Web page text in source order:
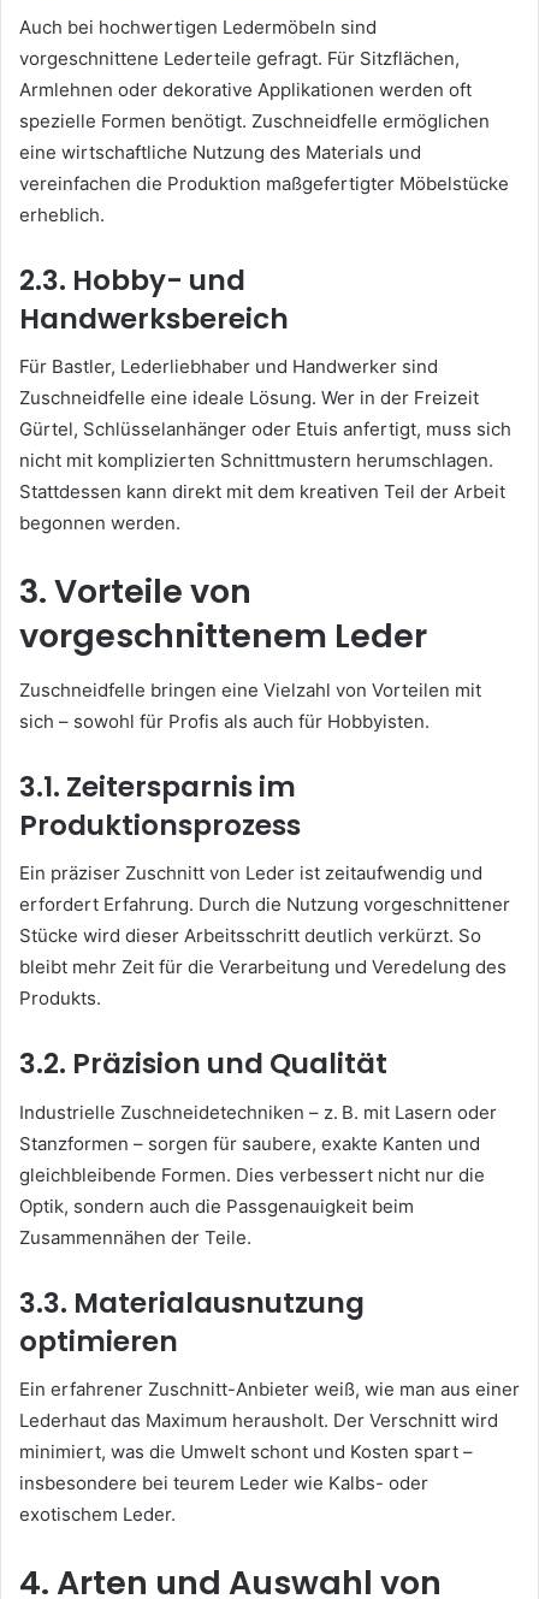
Auch bei hochwertigen Ledermöbeln sind
vorgeschnittene Lederteile gefragt. Für Sitzflächen,
Armlehnen oder dekorative Applikationen werden oft
spezielle Formen benötigt. Zuschneidfelle ermöglichen
eine wirtschaftliche Nutzung des Materials und
vereinfachen die Produktion maßgefertigter Möbelstücke
erheblich.
2.3. Hobby- und
Handwerksbereich
Für Bastler, Lederliebhaber und Handwerker sind
Zuschneidfelle eine ideale Lösung. Wer in der Freizeit
Gürtel, Schlüsselanhänger oder Etuis anfertigt, muss sich
nicht mit komplizierten Schnittmustern herumschlagen.
Stattdessen kann direkt mit dem kreativen Teil der Arbeit
begonnen werden.
3. Vorteile von
vorgeschnittenem Leder
Zuschneidfelle bringen eine Vielzahl von Vorteilen mit
sich – sowohl für Profis als auch für Hobbyisten.
3.1. Zeitersparnis im
Produktionsprozess
Ein präziser Zuschnitt von Leder ist zeitaufwendig und
erfordert Erfahrung. Durch die Nutzung vorgeschnittener
Stücke wird dieser Arbeitsschritt deutlich verkürzt. So
bleibt mehr Zeit für die Verarbeitung und Veredelung des
Produkts.
3.2. Präzision und Qualität
Industrielle Zuschneidetechniken – z. B. mit Lasern oder
Stanzformen – sorgen für saubere, exakte Kanten und
gleichbleibende Formen. Dies verbessert nicht nur die
Optik, sondern auch die Passgenauigkeit beim
Zusammennähen der Teile.
3.3. Materialausnutzung
optimieren
Ein erfahrener Zuschnitt-Anbieter weiß, wie man aus einer
Lederhaut das Maximum herausholt. Der Verschnitt wird
minimiert, was die Umwelt schont und Kosten spart –
insbesondere bei teurem Leder wie Kalbs- oder
exotischem Leder.
4. Arten und Auswahl von